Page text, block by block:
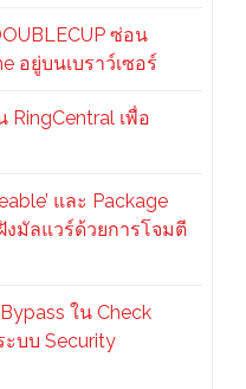
ซ่อน
อยู่บนเบราว์เซอร์
RingCentral เพื่อ
และ Package
งมัลแวร์ด้วยการโจมตี
ใน Check
บบ Security